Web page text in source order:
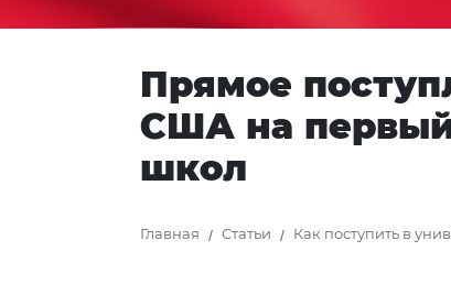
Прямое
США на
школ
Главная Статьи Как поступить в